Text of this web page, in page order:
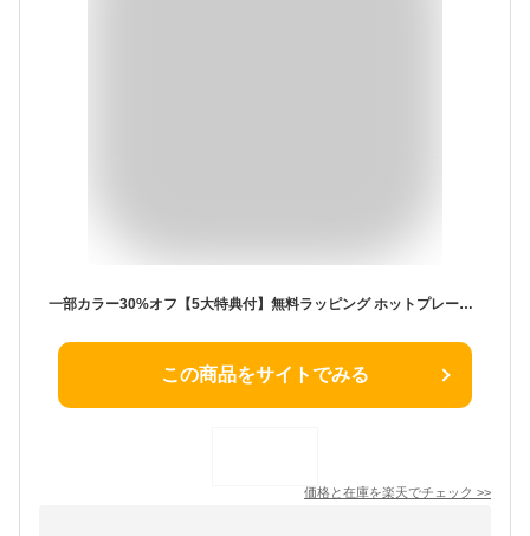
一部カラー30%オフ【5大特典付】無料ラッピング ホットプレート ブルーノ 本体＆2種プレート BOE021bruno コンパクトホットプレート 2～3人用 たこ焼き 焼肉 鍋 たこ焼き器 家電 結婚祝い ホット おしゃれ プレート 蓋 一人用◇送料無料 P10倍
この商品をサイトでみる
価格と在庫を楽天でチェック >>